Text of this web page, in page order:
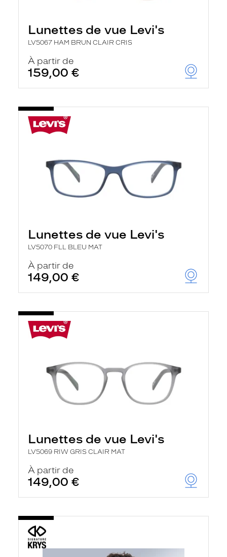
Lunettes de vue Levi's
LV5067 HAM BRUN CLAIR CRIS
À partir de
159,00 €
Lunettes de vue Levi's
LV5070 FLL BLEU MAT
À partir de
149,00 €
Lunettes de vue Levi's
LV5069 RIW GRIS CLAIR MAT
À partir de
149,00 €